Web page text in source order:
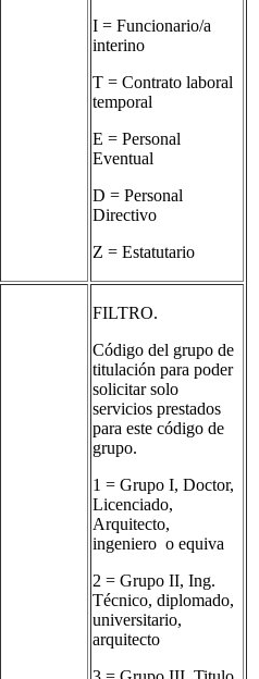
I = Funcionario/a
interino
T = Contrato laboral
temporal
E = Personal
Eventual
D = Personal
Directivo
Z = Estatutario
FILTRO.
Código del grupo de
titulación para poder
solicitar solo
servicios prestados
para este código de
grupo.
1 = Grupo I, Doctor,
Licenciado,
Arquitecto,
ingeniero o equiva
2 = Grupo II, Ing.
Técnico, diplomado,
universitario,
arquitecto